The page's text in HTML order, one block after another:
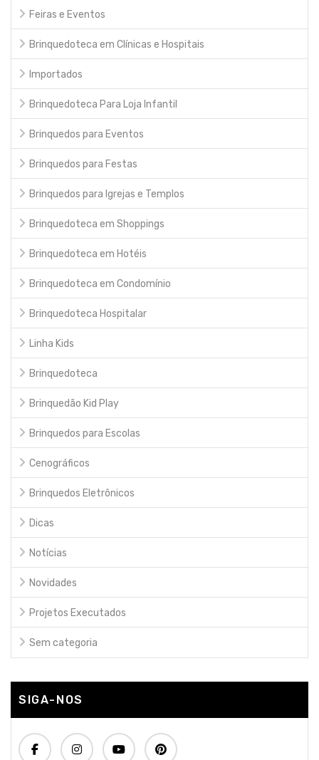
Feiras e Eventos
Brinquedoteca em Clínicas e Hospitais
Importados
Brinquedoteca Para Loja Infantil
Brinquedos para Eventos
Brinquedos para Festas
Brinquedos para Igrejas e Templos
Brinquedoteca em Shoppings
Brinquedoteca em Hotéis
Brinquedoteca em Condomínio
Brinquedoteca Hospitalar
Linha Kids
Brinquedoteca
Brinquedão Kid Play
Brinquedos para Escolas
Cenográficos
Brinquedos Eletrônicos
Dicas
Notícias
Novidades
Projetos Executados
Sem categoria
SIGA-NOS